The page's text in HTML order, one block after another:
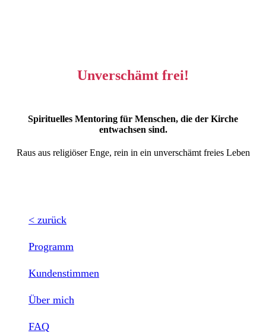
Unverschämt frei!
Spirituelles Mentoring für Menschen, die der Kirche
entwachsen sind.
Raus aus religiöser Enge, rein in ein unverschämt freies Leben
< zurück
Programm
Kundenstimmen
Über mich
FAQ